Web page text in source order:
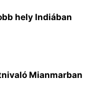
hely Indiában
Mianmarban